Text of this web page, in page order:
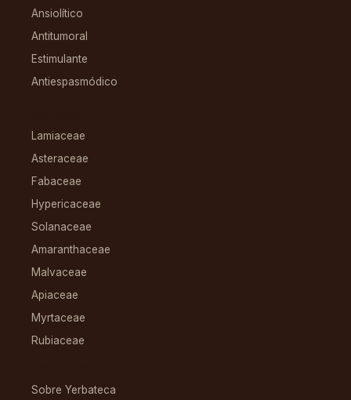
Ansiolítico
Antitumoral
Estimulante
Antiespasmódico
Lamiaceae
Asteraceae
Fabaceae
Hypericaceae
Solanaceae
Amaranthaceae
Malvaceae
Apiaceae
Myrtaceae
Rubiaceae
Sobre Yerbateca